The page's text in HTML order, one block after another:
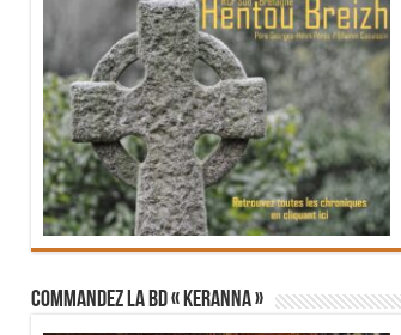
Commandez la BD « Keranna »